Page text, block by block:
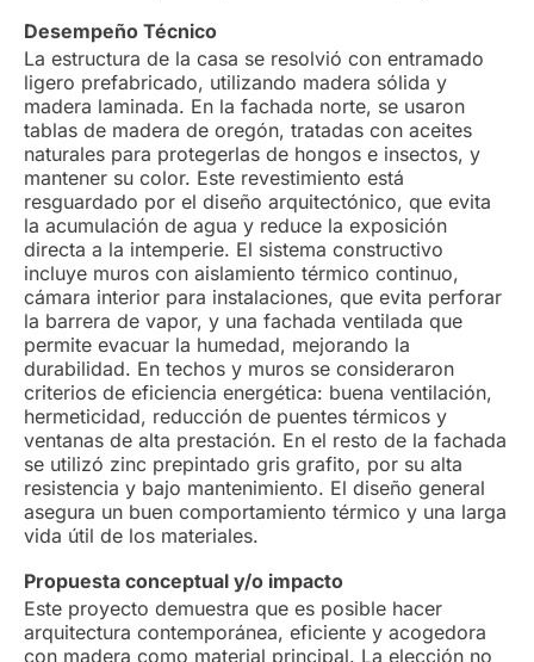
Desempeño Técnico
La estructura de la casa se resolvió con entramado
ligero prefabricado, utilizando madera sólida y
madera laminada. En la fachada norte, se usaron
tablas de madera de oregón, tratadas con aceites
naturales para protegerlas de hongos e insectos, y
mantener su color. Este revestimiento está
resguardado por el diseño arquitectónico, que evita
la acumulación de agua y reduce la exposición
directa a la intemperie. El sistema constructivo
incluye muros con aislamiento térmico continuo,
cámara interior para instalaciones, que evita perforar
la barrera de vapor, y una fachada ventilada que
permite evacuar la humedad, mejorando la
durabilidad. En techos y muros se consideraron
criterios de eficiencia energética: buena ventilación,
hermeticidad, reducción de puentes térmicos y
ventanas de alta prestación. En el resto de la fachada
se utilizó zinc prepintado gris grafito, por su alta
resistencia y bajo mantenimiento. El diseño general
asegura un buen comportamiento térmico y una larga
vida útil de los materiales.
Propuesta conceptual y/o impacto
Este proyecto demuestra que es posible hacer
arquitectura contemporánea, eficiente y acogedora
con madera como material principal. La elección no